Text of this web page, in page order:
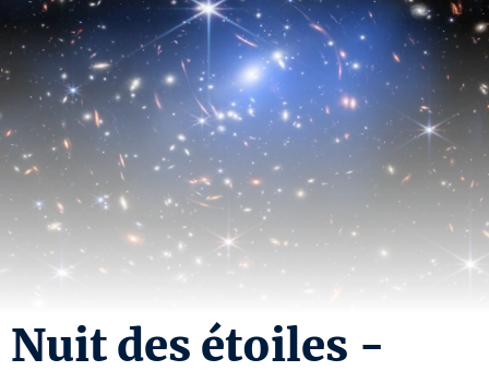
Nuit des étoiles -